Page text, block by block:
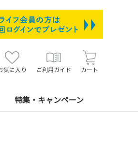
気に入り ご利用ガイド カート
特集・キャンペーン